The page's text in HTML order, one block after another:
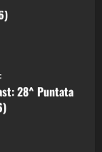
28^ Puntata
27^ Puntata